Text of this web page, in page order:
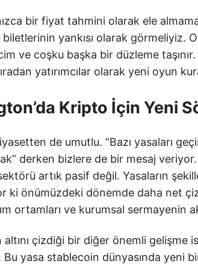
bir fiyat tahmini olarak ele
yankısı olarak görmeliyiz.
ve coşku başka bir düzleme
yatırımcılar olarak yeni oyun
Kripto İçin Yeni
de umutlu. “Bazı yasaları
derken bizlere de bir mesaj
artık pasif değil. Yasaların
ki önümüzdeki dönemde daha net
ortamları ve kurumsal sermayenin
altını çizdiği bir diğer önemli gelişme
Bu yasa stablecoin dünyasında yeni